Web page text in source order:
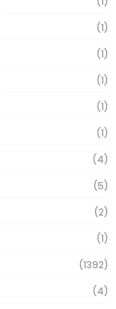
(1)
(1)
(1)
(1)
(1)
(4)
(5)
(2)
(1)
(1392)
(4)